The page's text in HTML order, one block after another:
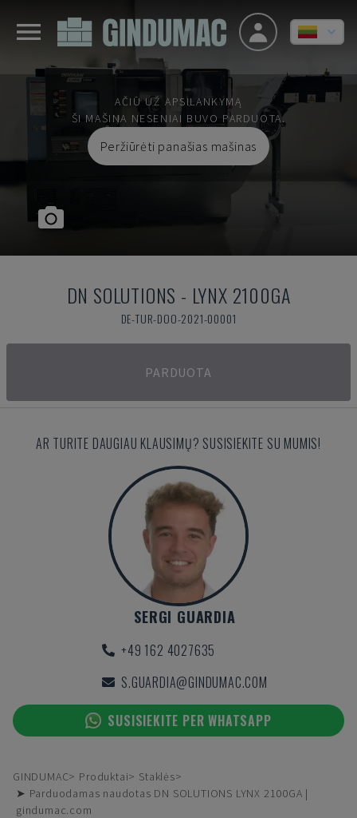
AČIŪ UŽ APSILANKYMĄ
ŠI MAŠINA NESENIAI BUVO PARDUOTA.
Peržiūrėti panašias mašinas
DN SOLUTIONS - LYNX 2100GA
DE-TUR-DOO-2021-00001
PARDUOTA
AR TURITE DAUGIAU KLAUSIMŲ? SUSISIEKITE SU MUMIS!
SERGI GUARDIA
+49 162 4027635
S.GUARDIA@GINDUMAC.COM
SUSISIEKITE PER WHATSAPP
GINDUMAC Produktai
Staklės
➤ Parduodamas naudotas DN SOLUTIONS LYNX 2100GA |
gindumac.com